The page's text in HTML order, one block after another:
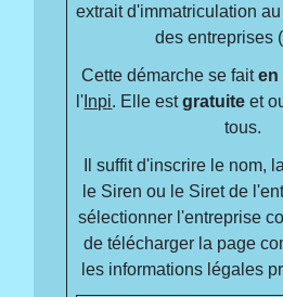
extrait d'immatriculation
des entreprises
Cette démarche se faiten
l' Inpi. Elle estgratuite et
tous.
Il suffit d'inscrire le nom,
le Siren ou le Siret de
sélectionner l'entreprise
de télécharger la page
les informations légales